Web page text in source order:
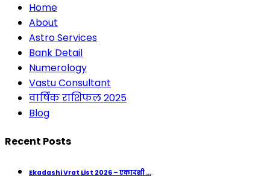
Home
About
Astro Services
Bank Detail
Numerology
Vastu Consultant
वार्षिक राशिफल 2025
Blog
Recent Posts
Ekadashi Vrat List 2026 – एकादशी ...